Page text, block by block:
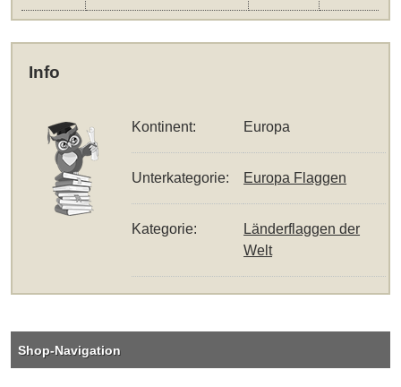
Info
Kontinent: Europa
Unterkategorie: Europa Flaggen
Kategorie:
Länderflaggen der
Welt
Shop-Navigation